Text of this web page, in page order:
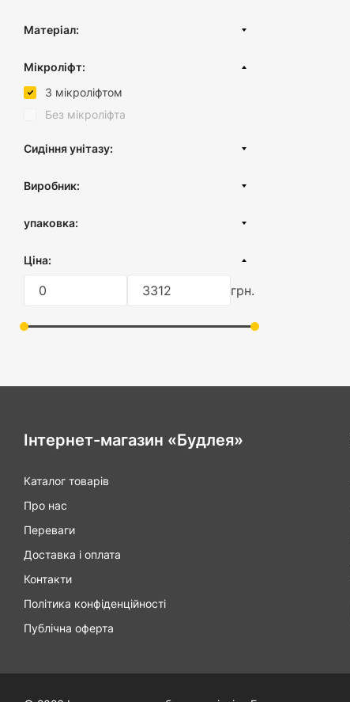
Сидіння для унітазу з дюропласту
Сидіння для унітазу з термопласту
Кріплення та комплектуючі
Матеріал:
Пластик
Термопласт
Мікроліфт:
З мікроліфтом
Без мікроліфта
Сидіння унітазу:
Прямокутна форма
Відстань між кріпленнями мінімальна
Відстань між кріпленнями
максимальна
Виробник:
упаковка:
Ціна:
грн.
Інтернет-магазин «Будлея»
Каталог товарів
Про нас
Переваги
Доставка і оплата
Контакти
Політика конфіденційності
Публічна оферта